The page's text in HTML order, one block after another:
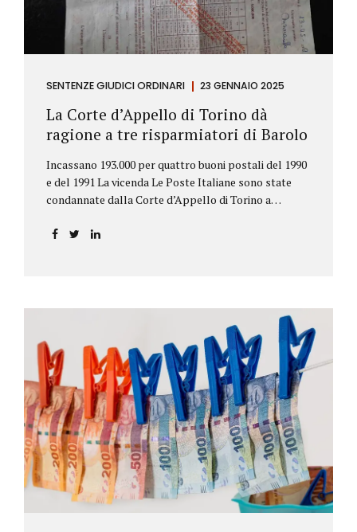
SENTENZE GIUDICI ORDINARI 23 GENNAIO 2025
La Corte d’Appello di Torino dà
ragione a tre risparmiatori di Barolo
Incassano 193.000 per quattro buoni postali del 1990
e del 1991 La vicenda Le Poste Italiane sono state
condannate dalla Corte d’Appello di Torino a
per oltre 193.000,00 euro: la sentenza ribalta la
causa di una modifica dei rendimenti risalente al 1986,
precedente alla loro sottoscrizione, e di un timbro
che Poste aveva messo sopra la tabella, la quale
riportava un generico...